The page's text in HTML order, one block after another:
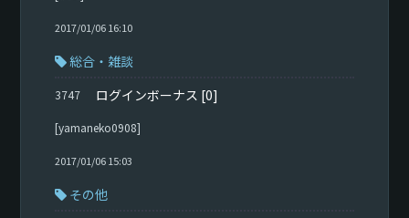
2017/01/06 16:10
総合・雑談
3747 ログインボーナス [0]
[yamaneko0908]
2017/01/06 15:03
その他